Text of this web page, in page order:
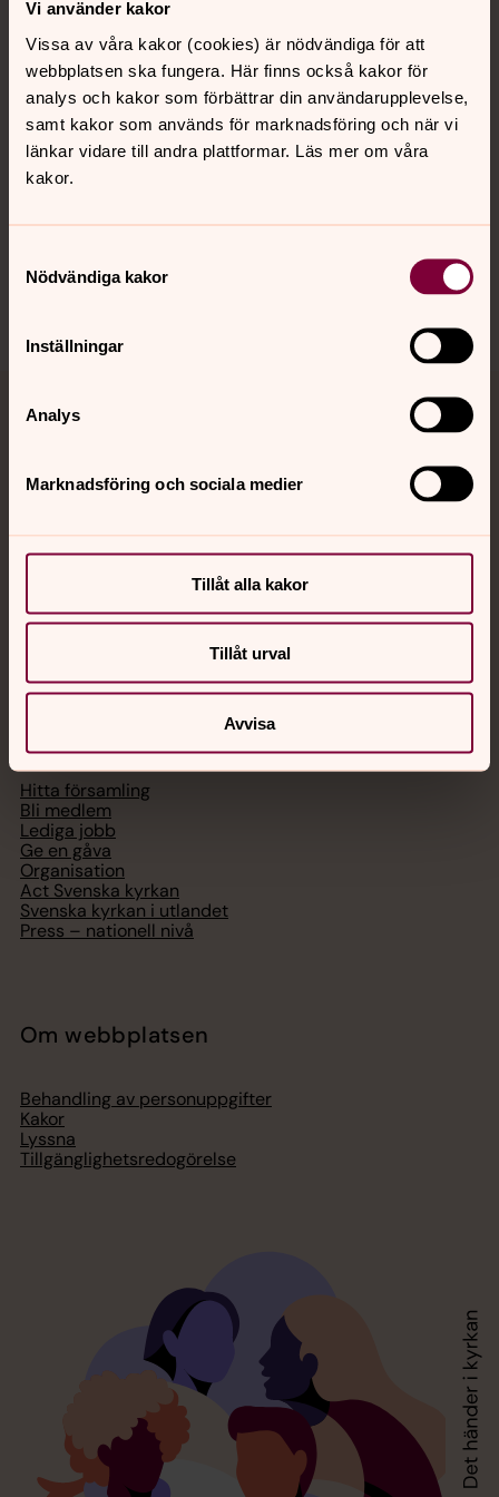
Vi använder kakor
Vissa av våra kakor (cookies) är nödvändiga för att
webbplatsen ska fungera. Här finns också kakor för
analys och kakor som förbättrar din användarupplevelse,
samt kakor som används för marknadsföring och när vi
länkar vidare till andra plattformar. Läs mer om våra
kakor.
Nödvändiga kakor
Inställningar
Analys
Marknadsföring och sociala medier
Tillåt alla kakor
Tillåt urval
Avvisa
Kalender
Hitta snabbt
Jourhavande präst
Akut samtals- och krisstöd. Prata eller chatta anonymt
med en präst på kvällar och nätter.
Chatt
Telefon 112
Hitta församling
Bli medlem
Lediga jobb
Ge en gåva
Organisation
Act Svenska kyrkan
Svenska kyrkan i utlandet
Press – nationell nivå
Om webbplatsen
Behandling av personuppgifter
Kakor
Lyssna
Tillgänglighetsredogörelse